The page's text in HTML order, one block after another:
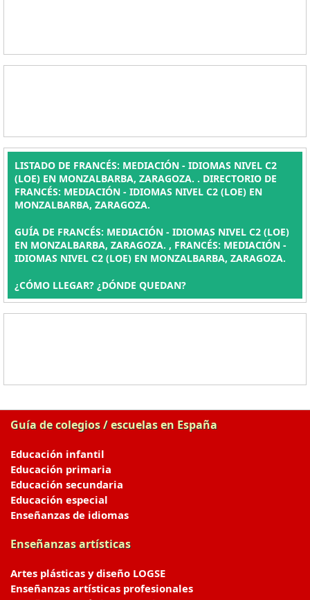
LISTADO DE FRANCÉS: MEDIACIÓN - IDIOMAS NIVEL C2
(LOE) EN MONZALBARBA, ZARAGOZA. . DIRECTORIO DE
FRANCÉS: MEDIACIÓN - IDIOMAS NIVEL C2 (LOE) EN
MONZALBARBA, ZARAGOZA.
GUÍA DE FRANCÉS: MEDIACIÓN - IDIOMAS NIVEL C2 (LOE)
EN MONZALBARBA, ZARAGOZA. , FRANCÉS: MEDIACIÓN -
IDIOMAS NIVEL C2 (LOE) EN MONZALBARBA, ZARAGOZA.
¿CÓMO LLEGAR? ¿DÓNDE QUEDAN?
Guía de colegios / escuelas en España
Educación infantil
Educación primaria
Educación secundaria
Educación especial
Enseñanzas de idiomas
Enseñanzas artísticas
Artes plásticas y diseño LOGSE
Enseñanzas artísticas profesionales